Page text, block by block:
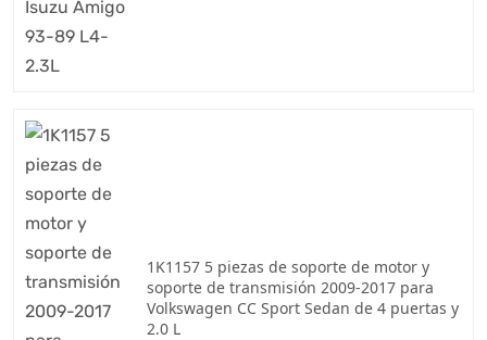
1K1157 5 piezas de soporte de motor y
soporte de transmisión 2009-2017 para
Volkswagen CC Sport Sedan de 4 puertas y
2.0 L